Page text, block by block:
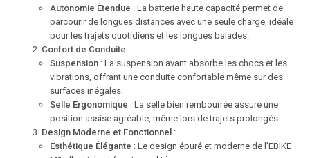
Autonomie Étendue : La batterie haute capacité permet de
parcourir de longues distances avec une seule charge, idéale
pour les trajets quotidiens et les longues balades.
Confort de Conduite :
Suspension : La suspension avant absorbe les chocs et les
vibrations, offrant une conduite confortable même sur des
surfaces inégales.
Selle Ergonomique : La selle bien rembourrée assure une
position assise agréable, même lors de trajets prolongés.
Design Moderne et Fonctionnel :
Esthétique Élégante : Le design épuré et moderne de l’EBIKE